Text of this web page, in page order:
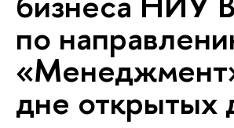
по
дне открытых